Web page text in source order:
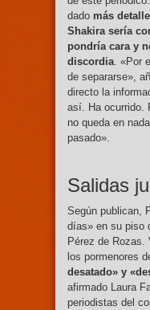
dado más
Shakira sería
pondría cara y
discordia . «Por
de separarse»,
directo la
así. Ha ocurrido.
no queda en
pasado».
Salidas
Según publican,
días» en su piso
Pérez de Rozas.
los pormenores
desatado» y
afirmado Laura
periodistas del